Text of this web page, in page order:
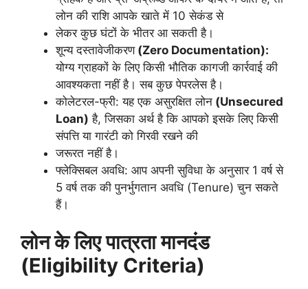
लोन की राशि आपके खाते में 10 सेकंड से
लेकर कुछ घंटों के भीतर आ सकती है।
शून्य दस्तावेजीकरण(Zero Documentation):
योग्य ग्राहकों के लिए किसी भौतिक कागजी कार्रवाई की
आवश्यकता नहीं है। सब कुछ पेपरलेस है।
कोलेटरल-फ्री: यह एक असुरक्षित लोन (Unsecured
Loan) है, जिसका अर्थ है कि आपको इसके लिए किसी
संपत्ति या गारंटी को गिरवी रखने की
जरूरत नहीं है।
फ्लेक्सिबल अवधि: आप अपनी सुविधा के अनुसार 1 वर्ष से
5 वर्ष तक की पुनर्भुगतान अवधि (Tenure) चुन सकते
हैं।
लोन के लिए पात्रता मानदंड
(Eligibility Criteria)